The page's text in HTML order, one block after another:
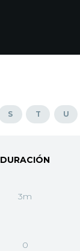
S T U
DURACIÓN
3m
0